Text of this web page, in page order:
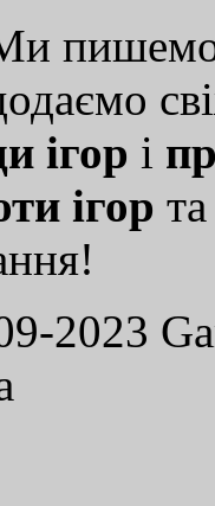
ігор і
ігор
2023